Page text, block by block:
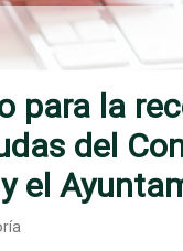
para la
del
el